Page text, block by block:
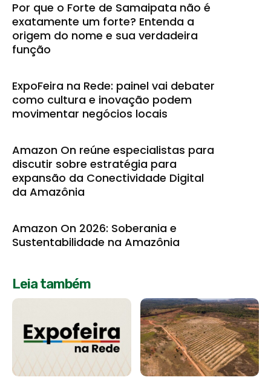
Por que o Forte de Samaipata não é
exatamente um forte? Entenda a
origem do nome e sua verdadeira
função
ExpoFeira na Rede: painel vai debater
como cultura e inovação podem
movimentar negócios locais
Amazon On reúne especialistas para
discutir sobre estratégia para
expansão da Conectividade Digital
da Amazônia
Amazon On 2026: Soberania e
Sustentabilidade na Amazônia
Leia também